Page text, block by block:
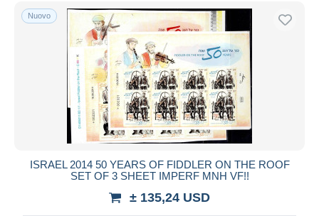
Spedizione gratuita
Metodi di pagamento
PayPal
Bonifico bancario
Visa
Mastercard
Bancontact
Maestro
Nuovo
ISRAEL 2014 50 YEARS OF FIDDLER ON THE ROOF
SET OF 3 SHEET IMPERF MNH VF!!
± 135,24 USD